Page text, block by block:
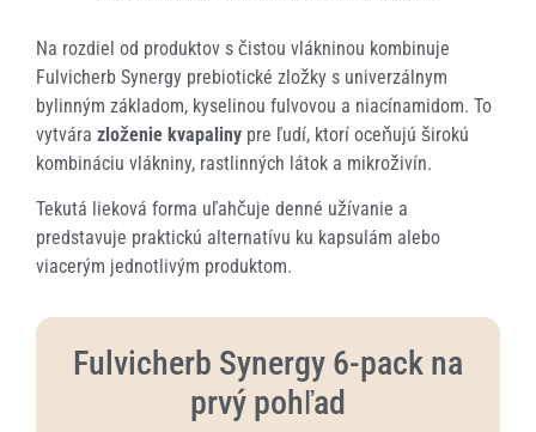
Na rozdiel od produktov s čistou vlákninou kombinuje
Fulvicherb Synergy prebiotické zložky s univerzálnym
bylinným základom, kyselinou fulvovou a niacínamidom. To
vytvára zloženie kvapaliny pre ľudí, ktorí oceňujú širokú
kombináciu vlákniny, rastlinných látok a mikroživín.
Tekutá lieková forma uľahčuje denné užívanie a
predstavuje praktickú alternatívu ku kapsulám alebo
viacerým jednotlivým produktom.
Fulvicherb Synergy 6-pack na
prvý pohľad